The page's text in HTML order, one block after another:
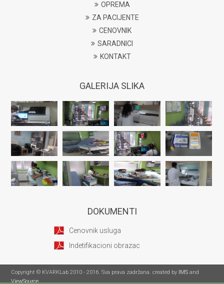
OPREMA
ZA PACIJENTE
CENOVNIK
SARADNICI
KONTAKT
GALERIJA SLIKA
DOKUMENTI
Cenovnik usluga
Indetifikacioni obrazac
Copyright © KVARKLab 2010 - 2016. Sva prava zadržana. created by IMS and
ViewSource